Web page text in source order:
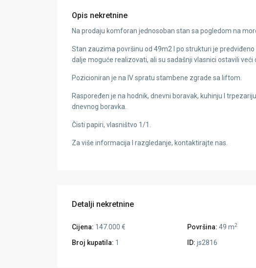
Opis nekretnine
Na prodaju komforan jednosoban stan sa pogledom na
Stan zauzima površinu od 49m2 I po strukturi je
dalje moguće realizovati, ali su sadašnji vlasnici ostavili veći
Pozicioniran je na IV spratu stambene zgrade sa liftom.
Raspoređen je na hodnik, dnevni boravak, kuhinju I
dnevnog boravka.
Čisti papiri, vlasništvo 1/1.
Za više informacija I razgledanje, kontaktirajte nas.
Detalji nekretnine
Cijena: 147.000 € Površina: 49 m2
Broj kupatila: 1 ID: js2816